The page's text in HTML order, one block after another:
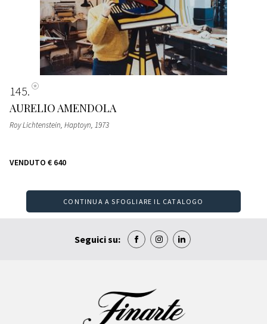
145
AURELIO AMENDOLA
Roy Lichtenstein, Haptoyn, 1973
VENDUTO € 640
CONTINUA A SFOGLIARE IL CATALOGO
Seguici su: